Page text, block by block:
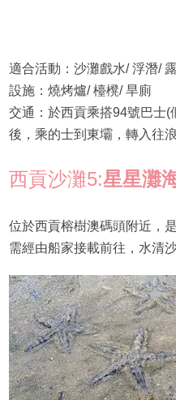
適合活動：沙灘戲水/ 浮潛/
設施：燒烤爐/ 檯櫈/ 旱廁
交通：於西貢乘搭94號巴士
後，乘的士到東壩，轉入往
西貢沙灘5:星星灘
位於西貢榕樹澳碼頭附近，
需經由船家接載前往，水清